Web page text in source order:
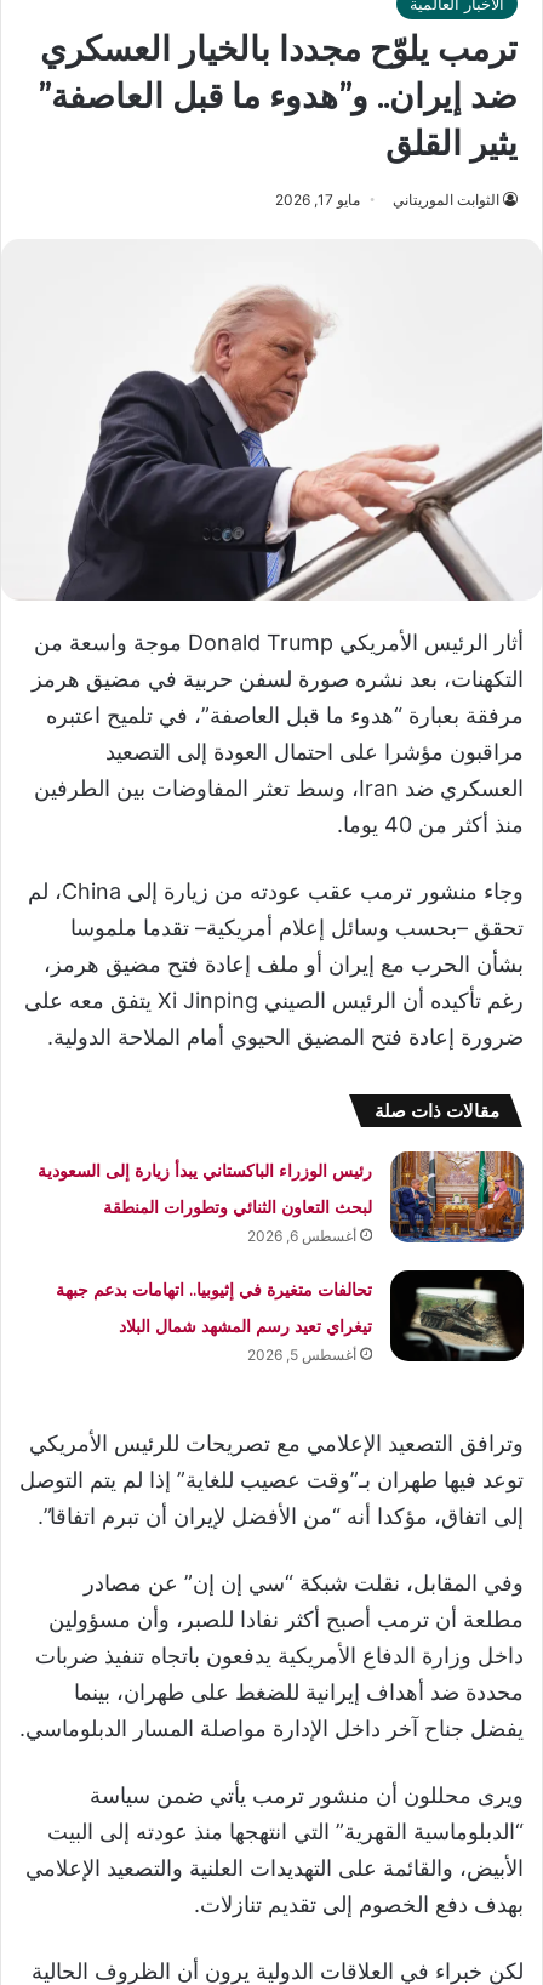
ترمب يلوّح مجددا بالخيار العسكري
ضد إيران.. و”هدوء ما قبل العاصفة”
يثير القلق
الثوابت الموريتاني مايو 17, 2026
أثار الرئيس الأمريكي Donald Trump موجة واسعة من
التكهنات، بعد نشره صورة لسفن حربية في مضيق هرمز
مرفقة بعبارة “هدوء ما قبل العاصفة”، في تلميح اعتبره
مراقبون مؤشرا على احتمال العودة إلى التصعيد
العسكري ضد Iran، وسط تعثر المفاوضات بين الطرفين
منذ أكثر من 40 يوما.
وجاء منشور ترمب عقب عودته من زيارة إلى China، لم
تحقق –بحسب وسائل إعلام أمريكية– تقدما ملموسا
بشأن الحرب مع إيران أو ملف إعادة فتح مضيق هرمز،
رغم تأكيده أن الرئيس الصيني Xi Jinping يتفق معه على
ضرورة إعادة فتح المضيق الحيوي أمام الملاحة الدولية.
مقالات ذات صلة
رئيس الوزراء الباكستاني يبدأ زيارة إلى السعودية
لبحث التعاون الثنائي وتطورات المنطقة
أغسطس 6, 2026
تحالفات متغيرة في إثيوبيا.. اتهامات بدعم جبهة
تيغراي تعيد رسم المشهد شمال البلاد
أغسطس 5, 2026
وترافق التصعيد الإعلامي مع تصريحات للرئيس الأمريكي
توعد فيها طهران بـ”وقت عصيب للغاية” إذا لم يتم التوصل
إلى اتفاق، مؤكدا أنه “من الأفضل لإيران أن تبرم اتفاقا”.
وفي المقابل، نقلت شبكة “سي إن إن” عن مصادر
مطلعة أن ترمب أصبح أكثر نفادا للصبر، وأن مسؤولين
داخل وزارة الدفاع الأمريكية يدفعون باتجاه تنفيذ ضربات
محددة ضد أهداف إيرانية للضغط على طهران، بينما
يفضل جناح آخر داخل الإدارة مواصلة المسار الدبلوماسي.
ويرى محللون أن منشور ترمب يأتي ضمن سياسة
“الدبلوماسية القهرية” التي انتهجها منذ عودته إلى البيت
الأبيض، والقائمة على التهديدات العلنية والتصعيد الإعلامي
بهدف دفع الخصوم إلى تقديم تنازلات.
لكن خبراء في العلاقات الدولية يرون أن الظروف الحالية